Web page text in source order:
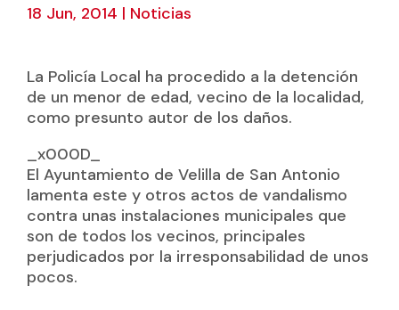
18 Jun, 2014 | Noticias
La Policía Local ha procedido a la detención
de un menor de edad, vecino de la localidad,
como presunto autor de los daños.
_x000D_
El Ayuntamiento de Velilla de San Antonio
lamenta este y otros actos de vandalismo
contra unas instalaciones municipales que
son de todos los vecinos, principales
perjudicados por la irresponsabilidad de unos
pocos.